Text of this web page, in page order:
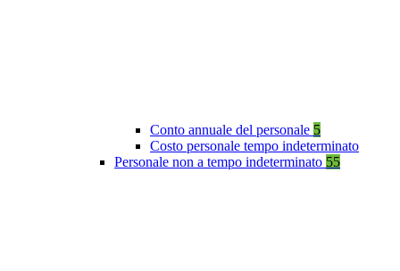
Conto annuale del personale 5
Costo personale tempo indeterminato
Personale non a tempo indeterminato 55